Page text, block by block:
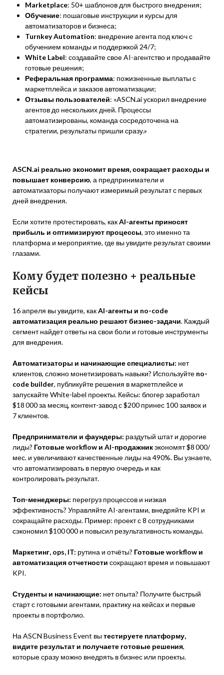
Marketplace: 50+ шаблонов для быстрого внедрения;
Обучение: пошаговые инструкции и курсы для
автоматизаторов и бизнеса;
Turnkey Automation: внедрение агента под ключ с
обучением команды и поддержкой 24/7;
White Label: создавайте свое AI-агентство и продавайте
готовые решения;
Реферальная программа: пожизненные выплаты с
маркетплейса и заказов автоматизации;
Отзывы пользователей: «ASCN.ai ускорил внедрение
агентов до нескольких дней. Процессы
автоматизированы, команда сосредоточена на
стратегии, результаты пришли сразу.»
ASCN.ai реально экономит время, сокращает расходы и
повышает конверсию, а предприниматели и
автоматизаторы получают измеримый результат с первых
дней внедрения.
Если хотите протестировать, какAI-агенты приносят
прибыль и оптимизируют процессы, это именно та
платформа и мероприятие, где вы увидите результат своими
глазами.
Кому будет полезно + реальные
кейсы
16 апреля вы увидите, какAI-агенты и no-code
автоматизация реально решают бизнес-задачи. Каждый
сегмент найдет ответы на свои боли и готовые инструменты
для внедрения.
Автоматизаторы и начинающие специалисты: нет
клиентов, сложно монетизировать навыки? Используйте no-
code builder, публикуйте решения в маркетплейсе и
запускайте White-label проекты. Кейсы: блогер заработал
$18 000 за месяц, контент-завод с $200 принес 100 заявок и
7 клиентов.
Предприниматели и фаундеры: раздутый штат и дорогие
лиды? Готовые workflow и AI-продажникэкономят $8 000/
мес. и увеличивают качественные лиды на 490%. Вы узнаете,
что автоматизировать в первую очередь и как
контролировать результат.
Топ-менеджеры: перегруз процессов и низкая
эффективность? Управляйте AI-агентами, внедряйте KPI и
сокращайте расходы. Пример: проект с 8 сотрудниками
сэкономил $100 000 и повысил результативность команды.
Маркетинг, ops, IT: рутина и отчёты? Готовые workflow и
автоматизация отчетности сокращают время и повышают
KPI.
Студенты и начинающие: нет опыта? Получите быстрый
старт с готовыми агентами, практику на кейсах и первые
проекты в портфолио.
На ASCN Business Event вытестируете платформу,
видите результат и получаете готовые решения,
которые сразу можно внедрять в бизнес или проекты.